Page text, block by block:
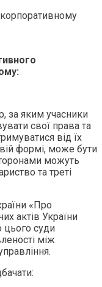
за яким учасники
свої права та
від їх
формі, може бути
можуть
та треті
«Про
актів України
цього суди
між